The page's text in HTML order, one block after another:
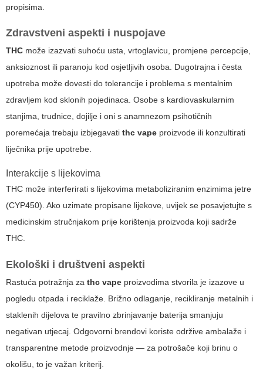
propisima.
Zdravstveni aspekti i nuspojave
THC može izazvati suhoću usta, vrtoglavicu, promjene percepcije,
anksioznost ili paranoju kod osjetljivih osoba. Dugotrajna i česta
upotreba može dovesti do tolerancije i problema s mentalnim
zdravljem kod sklonih pojedinaca. Osobe s kardiovaskularnim
stanjima, trudnice, dojilje i oni s anamnezom psihotičnih
poremećaja trebaju izbjegavati thc vape proizvode ili konzultirati
liječnika prije upotrebe.
Interakcije s lijekovima
THC može interferirati s lijekovima metaboliziranim enzimima jetre
(CYP450). Ako uzimate propisane lijekove, uvijek se posavjetujte s
medicinskim stručnjakom prije korištenja proizvoda koji sadrže
THC.
Ekološki i društveni aspekti
Rastuća potražnja za thc vape proizvodima stvorila je izazove u
pogledu otpada i reciklaže. Brižno odlaganje, recikliranje metalnih i
staklenih dijelova te pravilno zbrinjavanje baterija smanjuju
negativan utjecaj. Odgovorni brendovi koriste održive ambalaže i
transparentne metode proizvodnje — za potrošače koji brinu o
okolišu, to je važan kriterij.